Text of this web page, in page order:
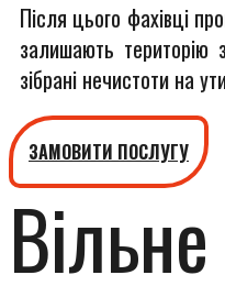
Після цього фахівці
залишають територію
зібрані нечистоти на
ЗАМОВИТИ ПОСЛУГУ
Вільне